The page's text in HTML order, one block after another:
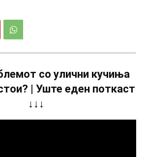
со улични кучиња
| Уште еден поткаст
↓↓↓